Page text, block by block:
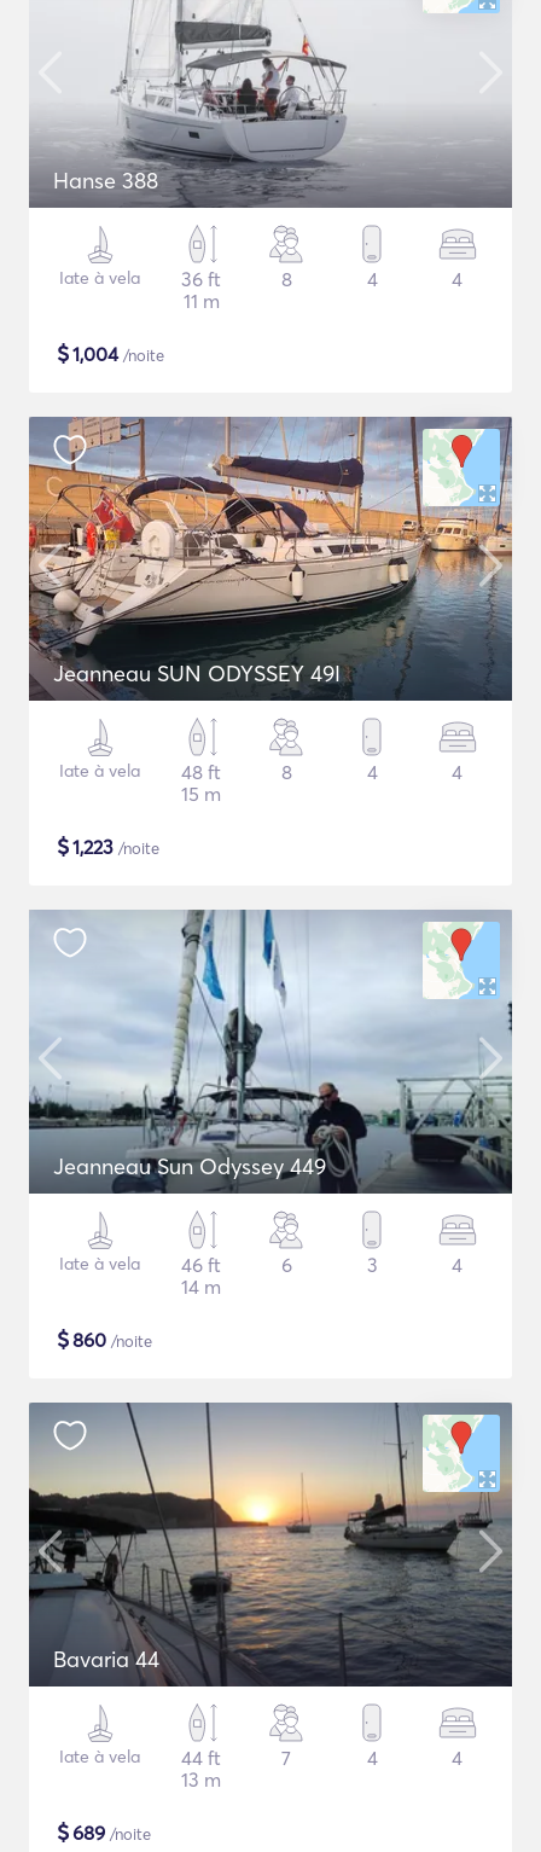
Hanse 388
Iate à vela
36 ft
11 m
8 4 4
$1,004/noite
Jeanneau SUN ODYSSEY 49I
Iate à vela
48 ft
15 m
8 4 4
$1,223 /noite
Jeanneau Sun Odyssey 449
Iate à vela
46 ft
14 m
6 3 4
$860 /noite
Bavaria 44
Iate à vela
44 ft
13 m
7 4 4
$689 /noite